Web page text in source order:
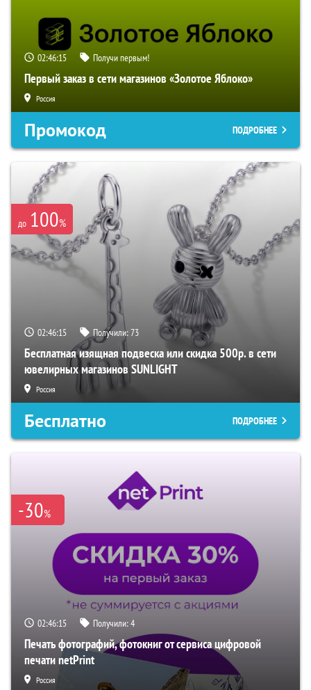
02:46:14 Получи первым!
Первый заказ в сети магазинов «Золотое Яблоко»
Россия
Промокод ПОДРОБНЕЕ
до 100%
02:46:14 Получили:73
Бесплатная изящная подвеска или скидка 500р. в сети
ювелирных магазинов SUNLIGHT
Россия
Бесплатно ПОДРОБНЕЕ
-30%
02:46:14 Получили:4
Печать фотографий, фотокниг от сервиса цифровой
печати netPrint
Россия